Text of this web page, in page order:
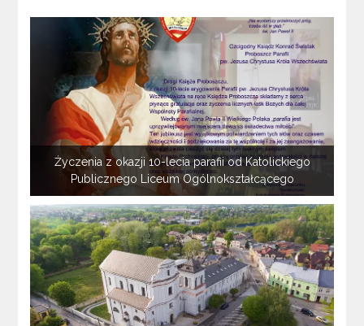
Życzenia z okazji 10-lecia parafii od Katolickiego
Publicznego Liceum Ogólnokształcącego